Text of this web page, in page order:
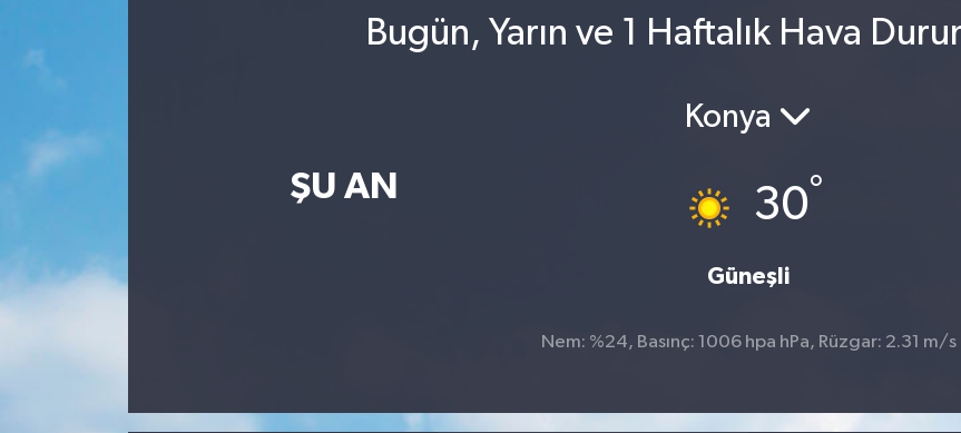
Bugün, Yarın ve 1 Haftalık Hava
ŞU AN
Konya
30°
Güneşli
Nem: %24, Basınç: 1006 hpa hPa, Rüzgar: 2.31 m/s